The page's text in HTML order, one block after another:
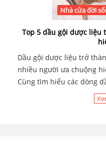
Nhà cửa đời
Top 5 dầu gội dược liệu
Dầu gội dược liệu trở
nhiều người ưa chuộng
Cùng tìm hiểu các dòng